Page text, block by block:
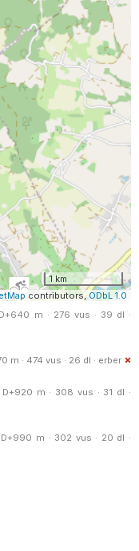
1 km
contributors, ODbL 1.0
m · 276 vus · 39 dl ·
m · 474 vus · 26 dl · erber
m · 308 vus · 31 dl ·
m · 302 vus · 20 dl ·